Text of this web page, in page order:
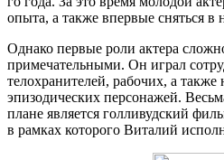
опыта, а также впервые сняться в
Однако первые роли актера
примечательными. Он играл
телохранителей, рабочих, а также
эпизодических персонажей.
плане является голливудский
в рамках которого Виталий